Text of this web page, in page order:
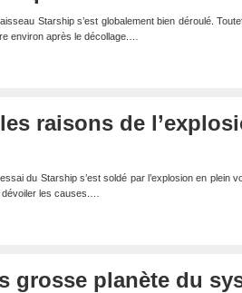
Starship s’est globalement bien déroulé.
environ après le décollage.…
raisons de
du Starship s’est soldé par l’explosion en plein
dévoiler les causes.…
grosse planète du